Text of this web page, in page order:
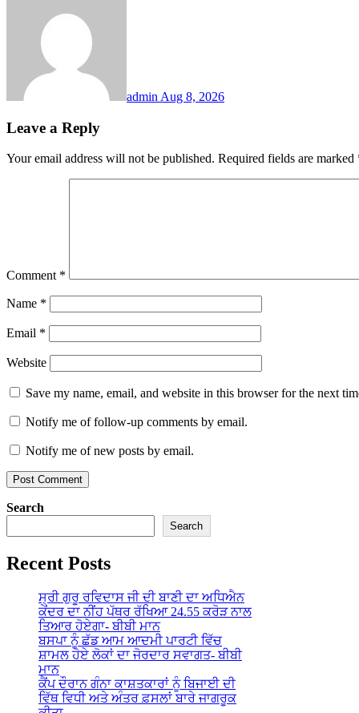
admin Aug 8, 2026
Leave a Reply
Your email address will not be published. Required fields are marked
Comment *
Name *
Email *
Website
Save my name, email, and website in this browser for the next
Notify me of follow-up comments by email.
Notify me of new posts by email.
Search
Search
Recent Posts
ਸ੍ਰੀ ਗੁਰੂ ਰਵਿਦਾਸ ਜੀ ਦੀ ਬਾਣੀ ਦਾ ਅਧਿਐਨ
ਕੇਂਦਰ ਦਾ ਨੀਂਹ ਪੱਥਰ ਰੱਖਿਆ 24.55 ਕਰੋੜ ਨਾਲ
ਤਿਆਰ ਹੋਏਗਾ- ਬੀਬੀ ਮਾਨ
ਬਸਪਾ ਨੂੰ ਛੱਡ ਆਮ ਆਦਮੀ ਪਾਰਟੀ ਵਿੱਚ
ਸ਼ਾਮਲ ਹੋਏ ਲੋਕਾਂ ਦਾ ਜੋਰਦਾਰ ਸਵਾਗਤ- ਬੀਬੀ
ਮਾਨ
ਕੈਂਪ ਦੌਰਾਨ ਗੰਨਾ ਕਾਸ਼ਤਕਾਰਾਂ ਨੂੰ ਬਿਜਾਈ ਦੀ
ਵਿੱਥ ਵਿਧੀ ਅਤੇ ਅੰਤਰ ਫ਼ਸਲਾਂ ਬਾਰੇ ਜਾਗਰੂਕ